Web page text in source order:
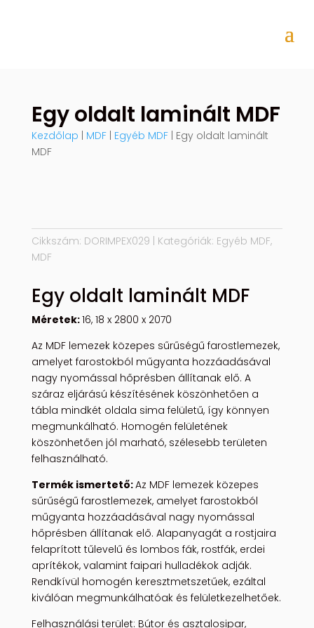
Egy oldalt laminált MDF
Kezdőlap | MDF| Egyéb MDF| Egy oldalt laminált
MDF
Cikkszám: DORIMPEX029 Kategóriák: Egyéb MDF,
MDF
Egy oldalt laminált MDF
Méretek:16, 18 x 2800 x 2070
Az MDF lemezek közepes sűrűségű farostlemezek,
amelyet farostokból műgyanta hozzáadásával
nagy nyomással hőprésben állítanak elő. A
száraz eljárású készítésének köszönhetően a
tábla mindkét oldala sima felületű, így könnyen
megmunkálható. Homogén felületének
köszönhetően jól marható, szélesebb területen
felhasználható.
Termék ismertető:Az MDF lemezek közepes
sűrűségű farostlemezek, amelyet farostokból
műgyanta hozzáadásával nagy nyomással
hőprésben állítanak elő. Alapanyagát a rostjaira
felaprított tűlevelű és lombos fák, rostfák, erdei
aprítékok, valamint faipari hulladékok adják.
Rendkívül homogén keresztmetszetűek, ezáltal
kiválóan megmunkálhatóak és felületkezelhetőek.
Felhasználási terület: Bútor és asztalosipar,